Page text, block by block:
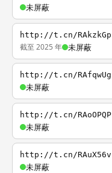
未屏蔽
http://t.cn/RAkzkGp
截至 2025 年 未屏蔽
http://t.cn/RAfqwUg
未屏蔽
http://t.cn/RAoOPQP
未屏蔽
http://t.cn/RAuX56v
未屏蔽